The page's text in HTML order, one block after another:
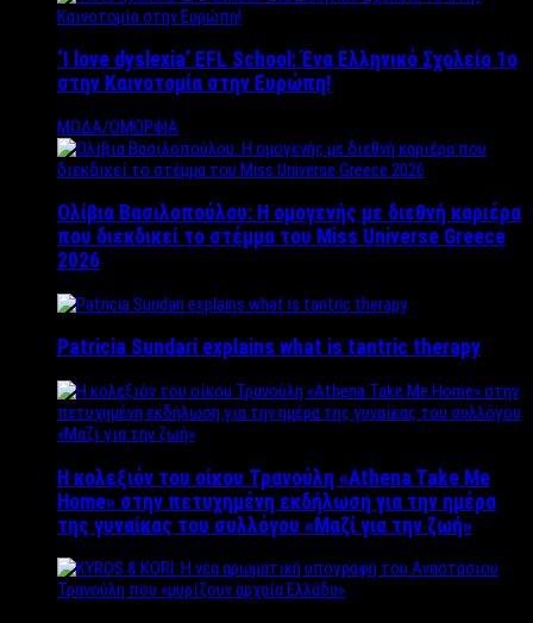
‘Ι love dyslexia’ EFL School: Ένα Ελληνικό Σχολείo 1ο
στην Καινοτομία στην Ευρώπη!
ΜΟΔΑ/ΟΜΟΡΦΙΑ
Ολίβια Βασιλοπούλου: Η ομογενής με διεθνή καριέρα
που διεκδικεί το στέμμα του Miss Universe Greece
2026
Patricia Sundari explains what is tantric therapy
Η κολεξιόν του οίκου Τρανούλη «Athena Take Me
Home» στην πετυχημένη εκδήλωση για την ημέρα
της γυναίκας του συλλόγου «Μαζί για την ζωή»